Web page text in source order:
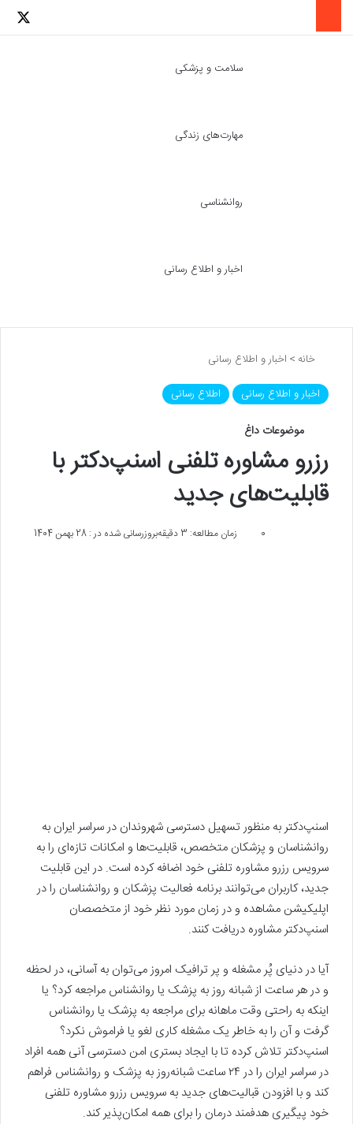
لینکدین
سلامت و پزشکی
مهارت‌های زندگی
روانشناسی
اخبار و اطلاع رسانی
خانه > اخبار و اطلاع رسانی
اخبار و اطلاع رسانی
اطلاع رسانی
موضوعات داغ
رزرو مشاوره تلفنی اسنپ‌دکتر با
قابلیت‌های جدید
بروزرسانی شده در : 28 بهمن 1404 0 زمان مطالعه: 3 دقیقه
اسنپ‌دکتر به منظور تسهیل دسترسی شهروندان در سراسر ایران به
روانشناسان و پزشکان متخصص، قابلیت‌ها و امکانات تازه‌ای را به
سرویس رزرو مشاوره تلفنی خود اضافه کرده است. در این قابلیت
جدید، کاربران می‌توانند برنامه فعالیت پزشکان و روانشناسان را در
اپلیکیشن مشاهده و در زمان مورد نظر خود از متخصصان
اسنپ‌دکتر مشاوره دریافت کنند.
آیا در دنیای پُر مشغله و پر ترافیک امروز می‌توان به آسانی، در لحظه
و در هر ساعت از شبانه روز به پزشک یا روانشناس مراجعه کرد؟ یا
اینکه به راحتی وقت ماهانه برای مراجعه به پزشک یا روانشناس
گرفت و آن را به خاطر یک مشغله کاری لغو یا فراموش نکرد؟
اسنپ‌دکتر تلاش کرده تا با ایجاد بستری امن دسترسی آنی همه افراد
در سراسر ایران را در ۲۴ ساعت شبانه‌روز به پزشک و روانشناس فراهم
کند و با افزودن قبالیت‌های جدید به سرویس رزرو مشاوره تلفنی
خود پیگیری هدفمند درمان را برای همه امکان‌پذیر کند.